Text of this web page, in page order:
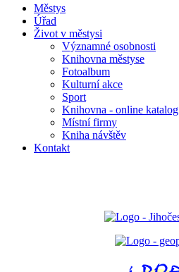
Městys
Úřad
Život v městysi
Významné osobnosti
Knihovna městyse
Fotoalbum
Kulturní akce
Sport
Knihovna - online katalog
Místní firmy
Kniha návštěv
Kontakt